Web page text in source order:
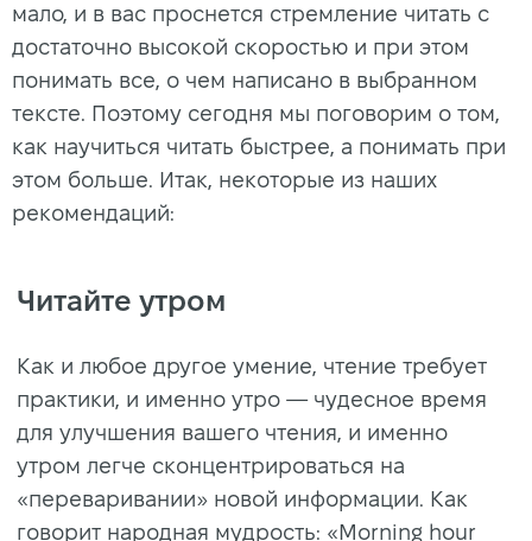
мало, и в вас проснется стремление читать с
достаточно высокой скоростью и при этом
понимать все, о чем написано в выбранном
тексте. Поэтому сегодня мы поговорим о том,
как научиться читать быстрее, а понимать при
этом больше. Итак, некоторые из наших
рекомендаций:
Читайте утром
Как и любое другое умение, чтение требует
практики, и именно утро — чудесное время
для улучшения вашего чтения, и именно
утром легче сконцентрироваться на
«переваривании» новой информации. Как
говорит народная мудрость: «Morning hour